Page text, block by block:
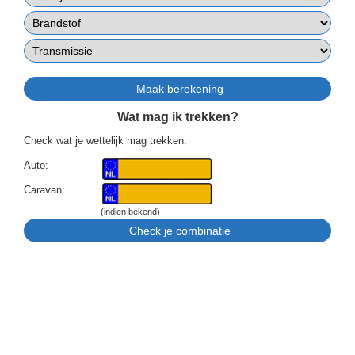
Wat mag ik trekken?
Check wat je wettelijk mag trekken.
Auto:
Caravan:
(indien bekend)